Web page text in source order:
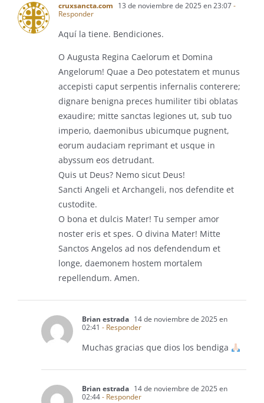
cruxsancta.com 13 de noviembre de 2025 en 23:07-
Responder
Aquí la tiene. Bendiciones.
O Augusta Regina Caelorum et Domina
Angelorum! Quae a Deo potestatem et munus
accepisti caput serpentis infernalis conterere;
dignare benigna preces humiliter tibi oblatas
exaudire; mitte sanctas legiones ut, sub tuo
imperio, daemonibus ubicumque pugnent,
eorum audaciam reprimant et usque in
abyssum eos detrudant.
Quis ut Deus? Nemo sicut Deus!
Sancti Angeli et Archangeli, nos defendite et
custodite.
O bona et dulcis Mater! Tu semper amor
noster eris et spes. O divina Mater! Mitte
Sanctos Angelos ad nos defendendum et
longe, daemonem hostem mortalem
repellendum. Amen.
Brian estrada 14 de noviembre de 2025 en
02:41 - Responder
Muchas gracias que dios los bendiga
Brian estrada 14 de noviembre de 2025 en
02:44- Responder